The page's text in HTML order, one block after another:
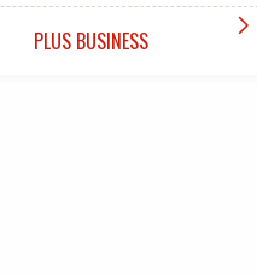
PLUS BUSINESS 